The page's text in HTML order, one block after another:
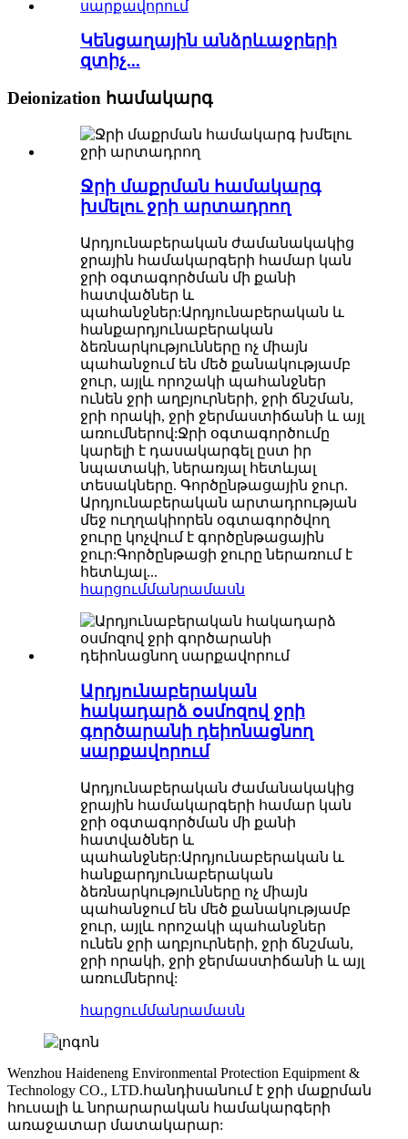
Կենցաղային անձրևաջրերի
զտիչ...
Deionization համակարգ
Ջրի մաքրման համակարգ
խմելու ջրի արտադրող
Արդյունաբերական ժամանակակից
ջրային համակարգերի համար կան
ջրի օգտագործման մի քանի
հատվածներ և
պահանջներ:Արդյունաբերական և
հանքարդյունաբերական
ձեռնարկությունները ոչ միայն
պահանջում են մեծ քանակությամբ
ջուր, այլև որոշակի պահանջներ
ունեն ջրի աղբյուրների, ջրի ճնշման,
ջրի որակի, ջրի ջերմաստիճանի և այլ
առումներով:Ջրի օգտագործումը
կարելի է դասակարգել ըստ իր
նպատակի, ներառյալ հետևյալ
տեսակները. Գործընթացային ջուր.
Արդյունաբերական արտադրության
մեջ ուղղակիորեն օգտագործվող
ջուրը կոչվում է գործընթացային
ջուր:Գործընթացի ջուրը ներառում է
հետևյալ...
հարցումմանրամասն
Արդյունաբերական
հակադարձ օսմոզով ջրի
գործարանի դեիոնացնող
սարքավորում
Արդյունաբերական ժամանակակից
ջրային համակարգերի համար կան
ջրի օգտագործման մի քանի
հատվածներ և
պահանջներ:Արդյունաբերական և
հանքարդյունաբերական
ձեռնարկությունները ոչ միայն
պահանջում են մեծ քանակությամբ
ջուր, այլև որոշակի պահանջներ
ունեն ջրի աղբյուրների, ջրի ճնշման,
ջրի որակի, ջրի ջերմաստիճանի և այլ
առումներով:
հարցումմանրամասն
Wenzhou Haideneng Environmental Protection Equipment &
Technology CO., LTD.հանդիսանում է ջրի մաքրման
հուսալի և նորարարական համակարգերի
առաջատար մատակարար: